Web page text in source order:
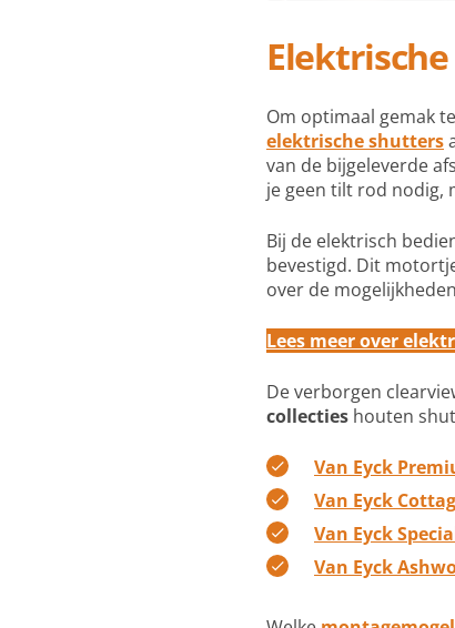
Om optimaal gemak
elektrische shutters
van de bijgeleverde
je geen tilt rod nodig,
Bij de elektrisch
bevestigd. Dit
over de
Lees meer over
De verborgen
collecties houten
Van Eyck
Van Eyck
Van Eyck
Van Eyck